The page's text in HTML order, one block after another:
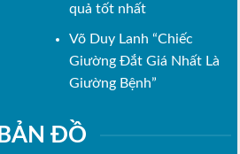
quả tốt nhất
Võ Duy Lanh “Chiếc
Giường Đắt Giá Nhất Là
Giường Bệnh”
BẢN ĐỒ